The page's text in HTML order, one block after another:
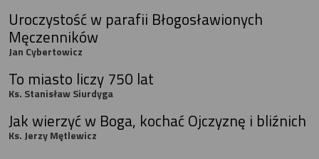
Uroczystość w parafii Błogosławionych
Męczenników
Jan Cybertowicz
To miasto liczy 750 lat
Ks. Stanisław Siurdyga
Jak wierzyć w Boga, kochać Ojczyznę i bliźnich
Ks. Jerzy Mętlewicz